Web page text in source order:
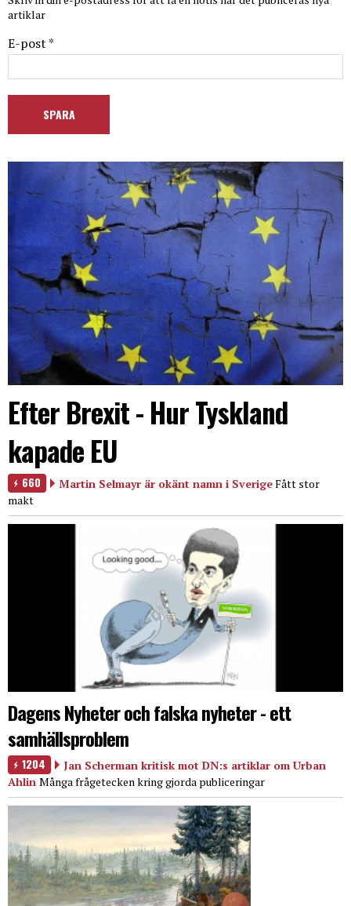
artiklar
E-post *
Efter Brexit - Hur Tyskland
kapade EU
660 Martin Selmayr är okänt namn i SverigeFått stor
makt
Dagens Nyheter och falska nyheter - ett
samhällsproblem
1204
Jan Scherman kritisk mot DN:s artiklar om Urban
Ahlin Många frågetecken kring gjorda publiceringar